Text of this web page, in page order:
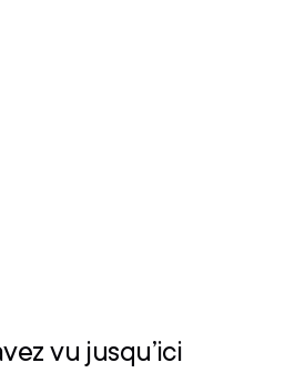
vu jusqu’ici